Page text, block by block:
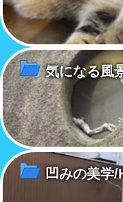
気になる風
凹みの美学